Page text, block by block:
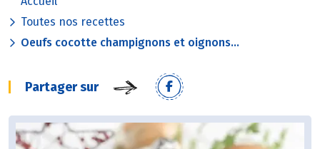
Toutes nos recettes
Oeufs cocotte champignons et oignons...
Partager sur